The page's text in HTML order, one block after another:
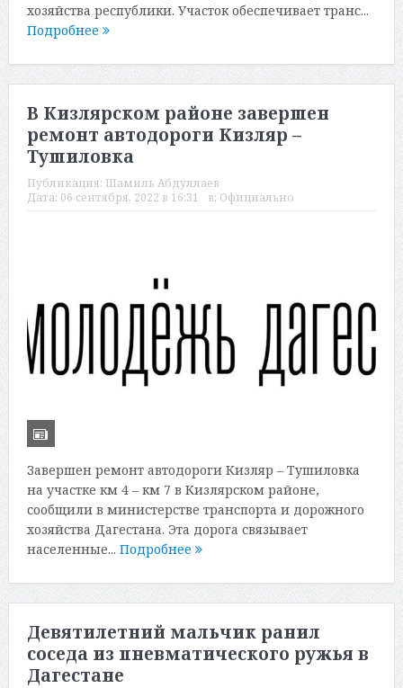
хозяйства республики. Участок обеспечивает транс...
Подробнее
В Кизлярском районе завершен
ремонт автодороги Кизляр –
Тушиловка
Публикация: Шамиль Абдуллаев
Дата: 06 сентября, 2022 в 16:31 в: Официально
Завершен ремонт автодороги Кизляр – Тушиловка
на участке км 4 – км 7 в Кизлярском районе,
сообщили в министерстве транспорта и дорожного
хозяйства Дагестана. Эта дорога связывает
населенные... Подробнее
Девятилетний мальчик ранил
соседа из пневматического ружья в
Дагестане